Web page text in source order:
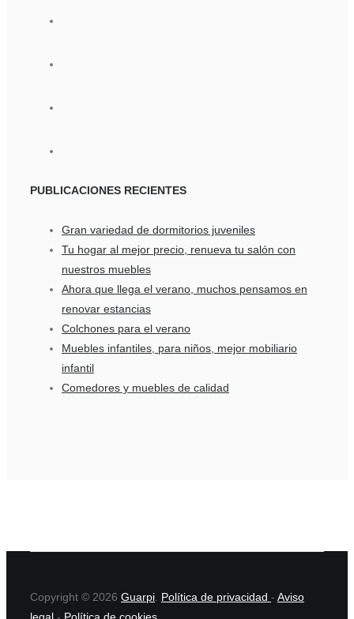
PUBLICACIONES RECIENTES
Gran variedad de dormitorios juveniles
Tu hogar al mejor precio, renueva tu salón con
nuestros muebles
Ahora que llega el verano, muchos pensamos en
renovar estancias
Colchones para el verano
Muebles infantiles, para niños, mejor mobiliario
infantil
Comedores y muebles de calidad
Copyright © 2026 Guarpi Política de privacidad - Aviso